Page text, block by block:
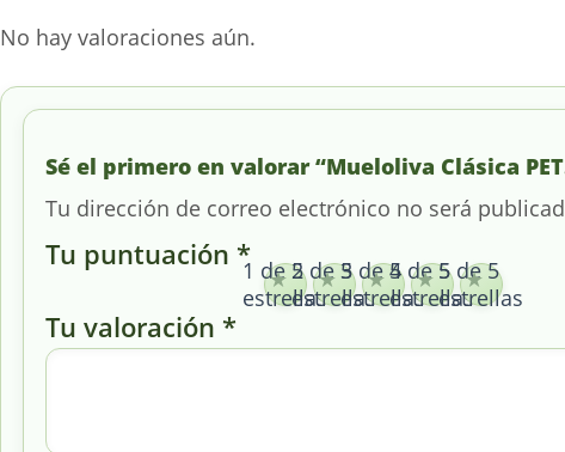
No hay valoraciones aún.
Sé el primero en valorar “Mueloliva Clásica
Tu dirección de correo electrónico no será
Tu puntuación *1 de 5
estrellas
2 de 5
estrellas
3 de 5
estrellas
4 de 5
estrellas
5 de 5
estrellas
Tu valoración *